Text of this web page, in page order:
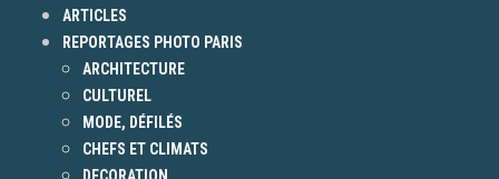
ARTICLES
REPORTAGES PHOTO PARIS
ARCHITECTURE
CULTUREL
MODE, DÉFILÉS
CHEFS ET CLIMATS